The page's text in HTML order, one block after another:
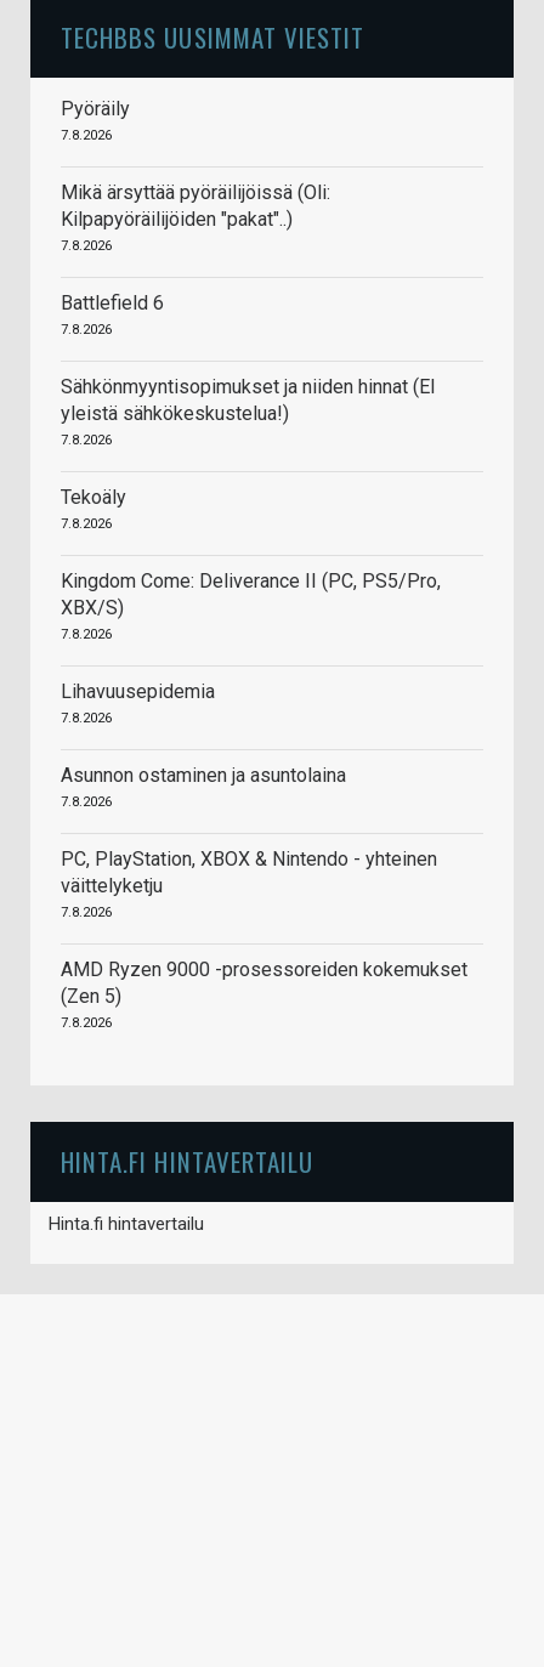
TECHBBS UUSIMMAT VIESTIT
Pyöräily
7.8.2026
Mikä ärsyttää pyöräilijöissä (Oli:
Kilpapyöräilijöiden "pakat"..)
7.8.2026
Battlefield 6
7.8.2026
Sähkönmyyntisopimukset ja niiden hinnat (EI
yleistä sähkökeskustelua!)
7.8.2026
Tekoäly
7.8.2026
Kingdom Come: Deliverance II (PC, PS5/Pro,
XBX/S)
7.8.2026
Lihavuusepidemia
7.8.2026
Asunnon ostaminen ja asuntolaina
7.8.2026
PC, PlayStation, XBOX & Nintendo - yhteinen
väittelyketju
7.8.2026
AMD Ryzen 9000 -prosessoreiden kokemukset
(Zen 5)
7.8.2026
HINTA.FI HINTAVERTAILU
Hinta.fi hintavertailu